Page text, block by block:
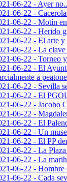
06-22 - Ayer
06-22 -
06-22 - Motín
06-22 - Herido
06-22 - El arte y
06-22 - La
06-22 - Torneo
06-22 - El
a
06-22 - Sevilla
06-22 - El
06-22 - Jacobo
06-22 -
06-22 - El
06-22 - Un
06-22 - El PP
06-22 - La
06-22 - La
06-22 - Hombre
06-22 - Cada